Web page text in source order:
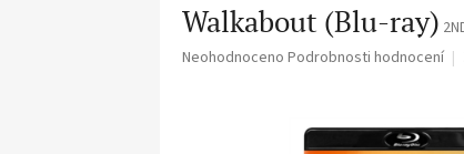
Walkabout (Blu-ray)
Průměrné
Neohodnoceno Podrobnosti hodnocení